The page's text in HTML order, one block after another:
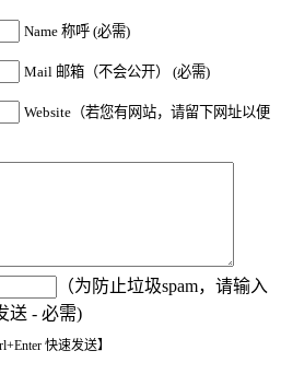
Name 称呼 (必需)
Mail 邮箱（不会公开） (必需)
Website（若您有网站，请留下网址以便
（为防止垃圾spam，请输入
送 - 必需)
快速发送】